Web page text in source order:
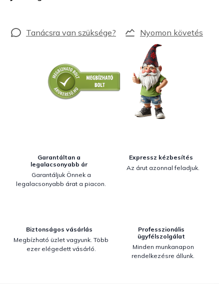
Nyomon követés
Garantáltan a
legalacsonyabb ár
Garantáljuk Önnek a
legalacsonyabb árat a piacon.
Expressz kézbesítés
Az árut azonnal feladjuk.
Biztonságos vásárlás
Megbízható üzlet vagyunk. Több
ezer elégedett vásárló.
Professzionális
ügyfélszolgálat
Minden munkanapon
rendelkezésre állunk.